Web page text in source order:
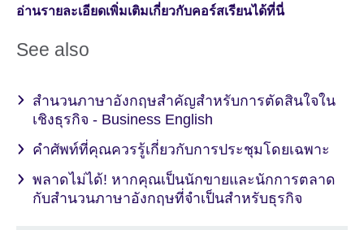
อ่านรายละเอียดเพิ่มเติมเกี่ยวกับคอร์สเรียนได้ที่นี่
See also
สำนวนภาษาอังกฤษสำคัญสำหรับการตัดสินใจใน
เชิงธุรกิจ - Business English
คำศัพท์ที่คุณควรรู้เกี่ยวกับการประชุมโดยเฉพาะ
พลาดไม่ได้! หากคุณเป็นนักขายและนักการตลาด
กับสำนวนภาษาอังกฤษที่จำเป็นสำหรับธุรกิจ